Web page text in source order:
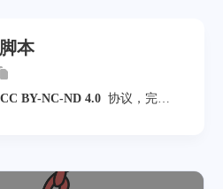
本
CC BY-NC-ND 4.0 协议，完整